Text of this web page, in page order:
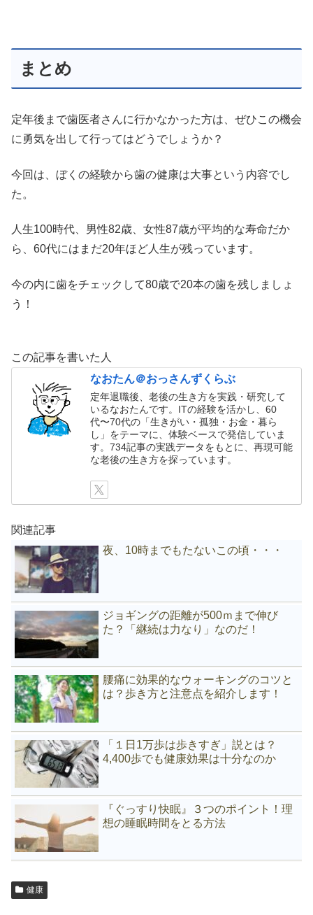
まとめ
定年後まで歯医者さんに行かなかった方は、ぜひこの機会
に勇気を出して行ってはどうでしょうか？
今回は、ぼくの経験から歯の健康は大事という内容でし
た。
人生100時代、男性82歳、女性87歳が平均的な寿命だか
ら、60代にはまだ20年ほど人生が残っています。
今の内に歯をチェックして80歳で20本の歯を残しましょ
う！
この記事を書いた人
なおたん＠おっさんずくらぶ
定年退職後、老後の生き方を実践・研究して
いるなおたんです。ITの経験を活かし、60
代〜70代の「生きがい・孤独・お金・暮ら
し」をテーマに、体験ベースで発信していま
す。734記事の実践データをもとに、再現可能
な老後の生き方を探っています。
関連記事
夜、10時までもたないこの頃・・・
ジョギングの距離が500ｍまで伸び
た？「継続は力なり」なのだ！
腰痛に効果的なウォーキングのコツと
は？歩き方と注意点を紹介します！
「１日1万歩は歩きすぎ」説とは？
4,400歩でも健康効果は十分なのか
『ぐっすり快眠』３つのポイント！理
想の睡眠時間をとる方法
健康